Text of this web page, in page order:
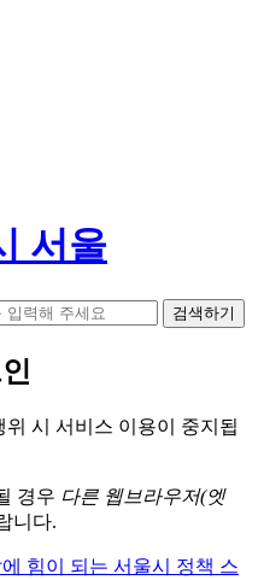
서울
검색하기
시 서비스 이용이 중지됩
경우 다른 웹브라우저(엣
니다.